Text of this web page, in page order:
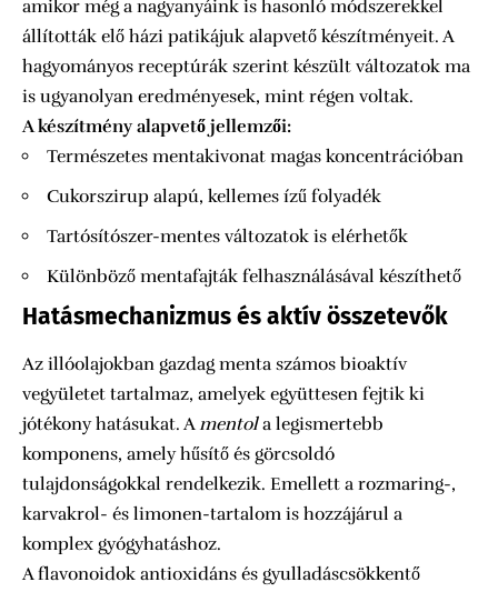
amikor még a nagyanyáink is hasonló módszerekkel
állították elő házi patikájuk alapvető készítményeit. A
hagyományos receptúrák szerint készült változatok ma
is ugyanolyan eredményesek, mint régen voltak.
A készítmény alapvető jellemzői:
Természetes mentakivonat magas koncentrációban
Cukorszirup alapú, kellemes ízű folyadék
Tartósítószer-mentes változatok is elérhetők
Különböző mentafajták felhasználásával készíthető
Hatásmechanizmus és aktív összetevők
Az illóolajokban gazdag menta számos bioaktív
vegyületet tartalmaz, amelyek együttesen fejtik ki
jótékony hatásukat. Amentola legismertebb
komponens, amely hűsítő és görcsoldó
tulajdonságokkal rendelkezik. Emellett a rozmaring-,
karvakrol- és limonen-tartalom is hozzájárul a
komplex gyógyhatáshoz.
A flavonoidok antioxidáns és gyulladáscsökkentő